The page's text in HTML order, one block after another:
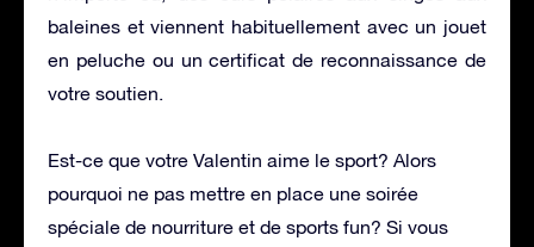
baleines et viennent habituellement avec un jouet
en peluche ou un certificat de reconnaissance de
votre soutien.
Est-ce que votre Valentin aime le sport? Alors
pourquoi ne pas mettre en place une soirée
spéciale de nourriture et de sports fun? Si vous